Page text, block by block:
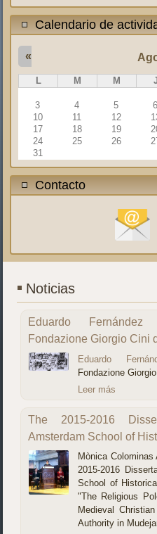
Calendario de
«
L M M
3
4 5 6
10
11 12
17
18 19
24
25 26
31
Contacto
Noticias
Eduardo
Fondazione Giorgio Cini
Eduardo
Fondazione
Leer más
The 2015-2016
Amsterdam School of
Mònica
2015-2016
School of
"The Religious
Medieval
Authority in